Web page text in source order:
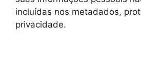
incluídas nos metadados,
privacidade.